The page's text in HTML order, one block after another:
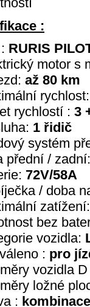
:
RURIS
motor s
až 80 km
rychlostí : 3
1 řidič
systém
přední /
72V/58A
/ doba
bez
vozidla:
: pro
vozidla
ložné
: